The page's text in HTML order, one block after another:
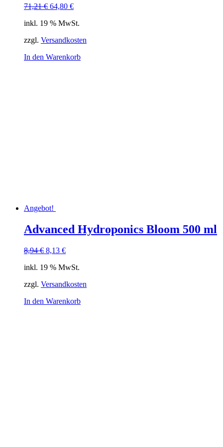
71,21€ Ursprünglicher
war:
64,80 €Aktueller
ist:
inkl. 19 % MwSt.
zzgl. Versandkosten
In den Warenkorb
Angebot!
Advanced Hydroponics Bloom 500 ml
8,94€ Ursprünglicher
war:
8,13 €Aktueller
ist:
inkl. 19 % MwSt.
zzgl. Versandkosten
In den Warenkorb